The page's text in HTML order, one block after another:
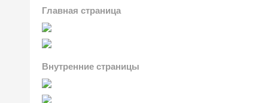
Главная страница
Внутренние страницы